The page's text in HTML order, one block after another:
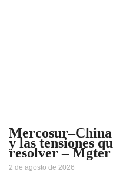
y las tensiones
resolver – Mgter
2 de agosto de 2026